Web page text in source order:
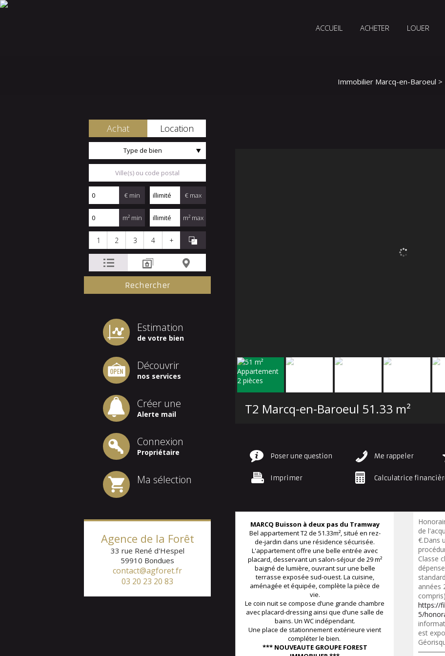
ACCUEIL ACHETER LOUER
Immobilier Marcq-en-Baroeul >
Achat Location
Type de bien
€ min € max
m² min m² max
1 2 3 4 +
Estimation
de votre bien
Découvrir
nos services
Créer une
Alerte mail
Connexion
Propriétaire
Ma sélection
Agence de la Forêt
33 rue René d'Hespel
59910 Bondues
contact@agforet.fr
03 20 23 20 83
T2 Marcq-en-Baroeul 51.33 m²
Poser une question Me rappeler
Imprimer Calculatrice
MARCQ Buisson à deux pas du Tramway
Bel appartement T2 de 51.33m², situé en rez-
de-jardin dans une résidence sécurisée.
L'appartement offre une belle entrée avec
placard, desservant un salon-séjour de 29 m²
baigné de lumière, ouvrant sur une belle
terrasse exposée sud-ouest. La cuisine,
aménagée et équipée, complète la pièce de
vie.
Le coin nuit se compose d’une grande chambre
avec placard-dressing ainsi que d’une salle de
bains. Un WC indépendant.
Une place de stationnement extérieure vient
compléter le bien.
*** NOUVEAUTE GROUPE FOREST
de
€.Dans
Classe
années
https://
5/
est